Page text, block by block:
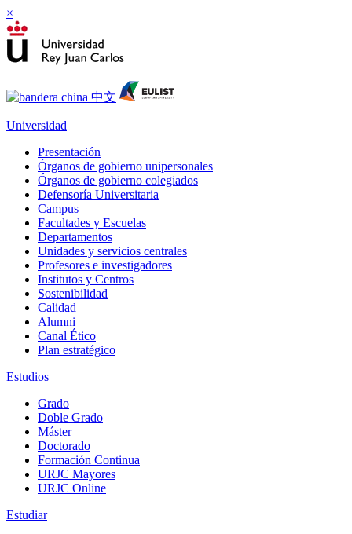
×
Universidad
Presentación
Órganos de gobierno unipersonales
Órganos de gobierno colegiados
Defensoría Universitaria
Campus
Facultades y Escuelas
Departamentos
Unidades y servicios centrales
Profesores e investigadores
Institutos y Centros
Sostenibilidad
Calidad
Alumni
Canal Ético
Plan estratégico
Estudios
Grado
Doble Grado
Máster
Doctorado
Formación Continua
URJC Mayores
URJC Online
Estudiar